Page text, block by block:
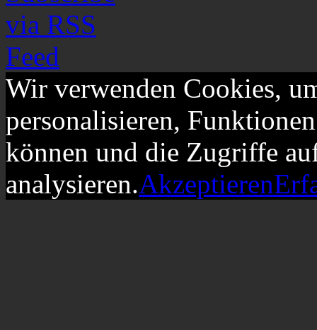
Wir verwenden Cookies,
personalisieren,
können und die Zugriffe
analysieren.Akzeptieren